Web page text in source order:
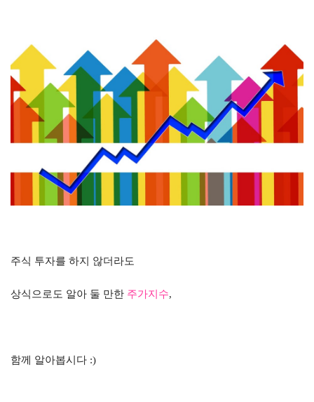
주식 투자를 하지 않더라도
상식으로도 알아 둘 만한 주가지수,
함께 알아봅시다 :)